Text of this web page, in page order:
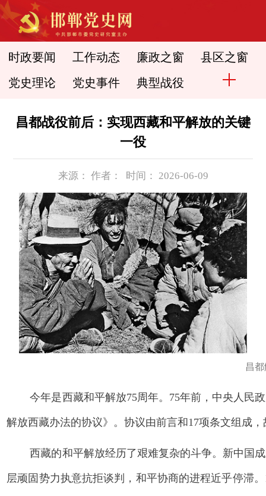
时政要闻 工作动态 廉政之窗 县区之窗
党史理论 党史事件 典型战役
昌都战役前后：实现西藏和平解放的关键
一役
来源： 作者： 时间： 2026-06-09
昌
今年是西藏和平解放75周年。75年前，中央人民
解放西藏办法的协议》。协议由前言和17项条文组成
西藏的和平解放经历了艰难复杂的斗争。新中国
层顽固势力执意抗拒谈判，和平协商的进程近乎停滞